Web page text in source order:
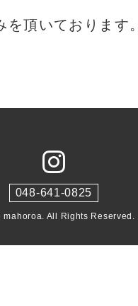
を頂いております。
048-641-0825
mahoroa. All Rights Reserved.